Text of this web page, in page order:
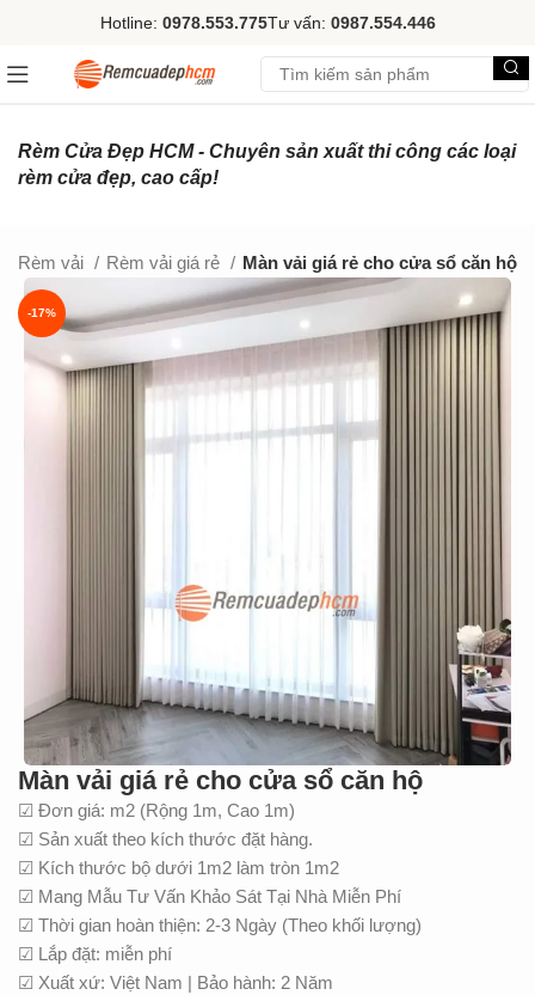
Hotline: 0978.553.775Tư vấn: 0987.554.446
Rèm Cửa Đẹp HCM - Chuyên sản xuất thi công các loại
rèm cửa đẹp, cao cấp!
Rèm vải Rèm vải giá rẻ Màn vải giá rẻ cho cửa sổ căn hộ
-17%
Màn vải giá rẻ cho cửa sổ căn hộ
☑ Đơn giá: m2 (Rộng 1m, Cao 1m)
☑ Sản xuất theo kích thước đặt hàng.
☑ Kích thước bộ dưới 1m2 làm tròn 1m2
☑ Mang Mẫu Tư Vấn Khảo Sát Tại Nhà Miễn Phí
☑ Thời gian hoàn thiện: 2-3 Ngày (Theo khối lượng)
☑ Lắp đặt: miễn phí
☑ Xuất xứ: Việt Nam | Bảo hành: 2 Năm